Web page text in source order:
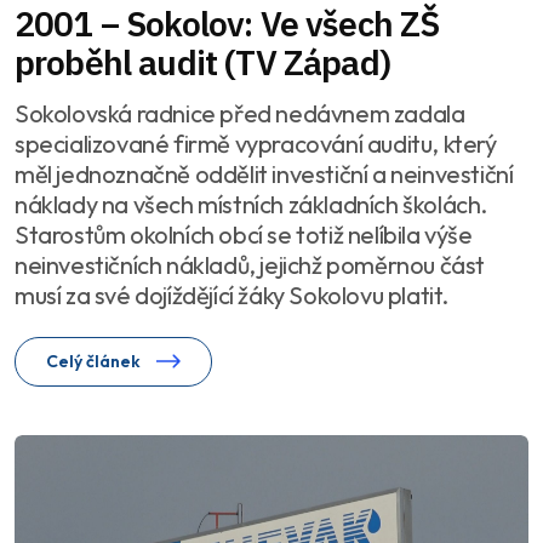
2001 – Sokolov: Ve všech ZŠ
proběhl audit (TV Západ)
Sokolovská radnice před nedávnem zadala
specializované firmě vypracování auditu, který
měl jednoznačně oddělit investiční a neinvestiční
náklady na všech místních základních školách.
Starostům okolních obcí se totiž nelíbila výše
neinvestičních nákladů, jejichž poměrnou část
musí za své dojíždějící žáky Sokolovu platit.
Celý článek